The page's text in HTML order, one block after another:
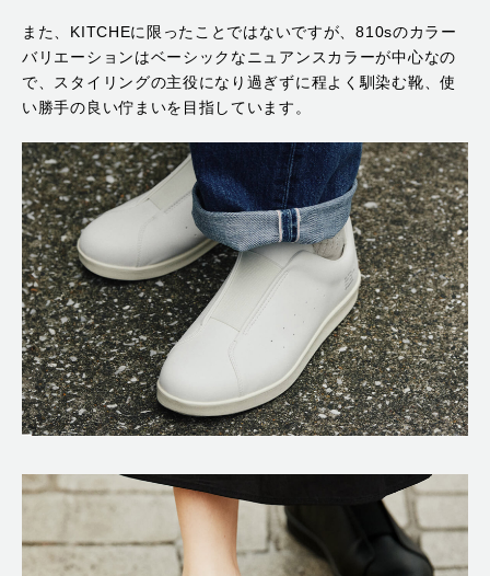
また、KITCHEに限ったことではないですが、810sのカラー
バリエーションはベーシックなニュアンスカラーが中心なの
で、スタイリングの主役になり過ぎずに程よく馴染む靴、使
い勝手の良い佇まいを目指しています。